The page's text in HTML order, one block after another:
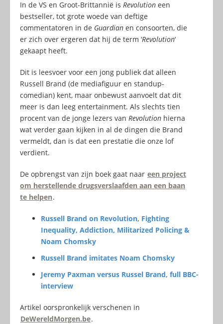
In de VS en Groot-Brittannië is Revolution een
bestseller, tot grote woede van deftige
commentatoren in de Guardian en consoorten, die
er zich over ergeren dat hij de term ‘Revolution‘
gekaapt heeft.
Dit is leesvoer voor een jong publiek dat alleen
Russell Brand (de mediafiguur en standup-
comedian) kent, maar onbewust aanvoelt dat dit
meer is dan leeg entertainment. Als slechts tien
procent van de jonge lezers van Revolution hierna
wat verder gaan kijken in al de dingen die Brand
vermeldt, dan is dat een prestatie die onze lof
verdient.
De opbrengst van zijn boek gaat naar een project
om herstellende drugsverslaafden aan een baan
te helpen.
Russell Brand on Revolution, Fighting
Inequality, Addiction, Militarized Policing &
Noam Chomsky
Russell Brand imitates Noam Chomsky
Jeremy Paxman versus Russel Brand, full BBC-
interview
Artikel oorspronkelijk verschenen in
DeWereldMorgen.be.